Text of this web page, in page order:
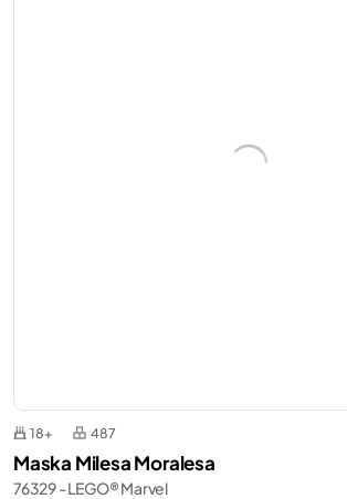
18+ 487
Maska Milesa Moralesa
76329 - LEGO® Marvel